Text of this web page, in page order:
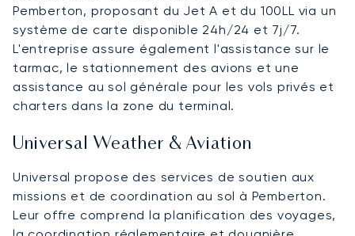
Pemberton, proposant du Jet A et du 100LL via un
système de carte disponible 24h/24 et 7j/7.
L'entreprise assure également l'assistance sur le
tarmac, le stationnement des avions et une
assistance au sol générale pour les vols privés et
charters dans la zone du terminal.
Universal Weather & Aviation
Universal propose des services de soutien aux
missions et de coordination au sol à Pemberton.
Leur offre comprend la planification des voyages,